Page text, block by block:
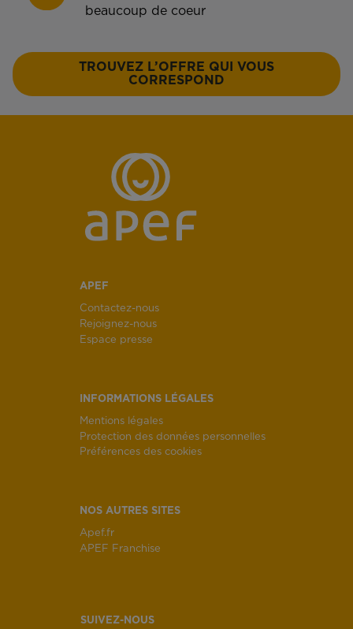
beaucoup de coeur
TROUVEZ L’OFFRE QUI VOUS
CORRESPOND
APEF
Contactez-nous
Rejoignez-nous
Espace presse
INFORMATIONS LÉGALES
Mentions légales
Protection des données personnelles
Préférences des cookies
NOS AUTRES SITES
Apef.fr
APEF Franchise
SUIVEZ-NOUS